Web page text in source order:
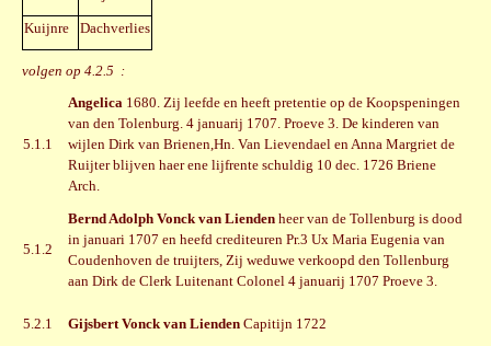
Kuijnre Dachverlies
volgen op 4.2.5 :
5.1.1
Angelica 1680. Zij leefde en heeft pretentie op de Koopspeningen
van den Tolenburg. 4 januarij 1707. Proeve 3. De kinderen van
wijlen Dirk van Brienen,Hn. Van Lievendael en Anna Margriet de
Ruijter blijven haer ene lijfrente schuldig 10 dec. 1726 Briene
Arch.
5.1.2
Bernd Adolph Vonck van Lienden heer van de Tollenburg is dood
in januari 1707 en heefd crediteuren Pr.3 Ux Maria Eugenia van
Coudenhoven de truijters, Zij weduwe verkoopd den Tollenburg
aan Dirk de Clerk Luitenant Colonel 4 januarij 1707 Proeve 3.
5.2.1 Gijsbert Vonck van Lienden Capitijn 1722